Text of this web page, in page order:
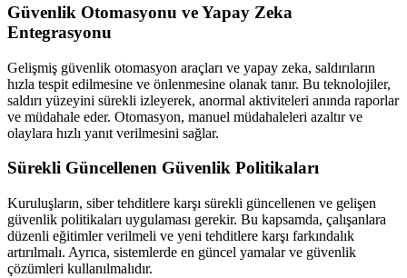
Güvenlik Otomasyonu ve Yapay Zeka
Entegrasyonu
Gelişmiş güvenlik otomasyon araçları ve yapay zeka, saldırıların
hızla tespit edilmesine ve önlenmesine olanak tanır. Bu teknolojiler,
saldırı yüzeyini sürekli izleyerek, anormal aktiviteleri anında raporlar
ve müdahale eder. Otomasyon, manuel müdahaleleri azaltır ve
olaylara hızlı yanıt verilmesini sağlar.
Sürekli Güncellenen Güvenlik Politikaları
Kuruluşların, siber tehditlere karşı sürekli güncellenen ve gelişen
güvenlik politikaları uygulaması gerekir. Bu kapsamda, çalışanlara
düzenli eğitimler verilmeli ve yeni tehditlere karşı farkındalık
artırılmalı. Ayrıca, sistemlerde en güncel yamalar ve güvenlik
çözümleri kullanılmalıdır.